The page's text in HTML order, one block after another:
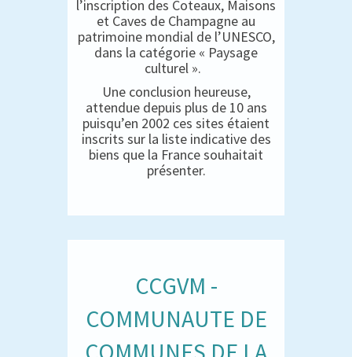
l’inscription des Coteaux, Maisons
et Caves de Champagne au
patrimoine mondial de l’UNESCO,
dans la catégorie « Paysage
culturel ».
Une conclusion heureuse,
attendue depuis plus de 10 ans
puisqu’en 2002 ces sites étaient
inscrits sur la liste indicative des
biens que la France souhaitait
présenter.
CCGVM -
COMMUNAUTE DE